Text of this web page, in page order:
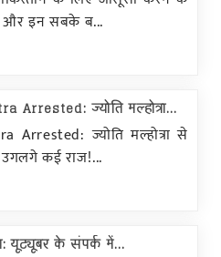
और इन सबके ब...
ज्योति मल्होत्रा...
Arrested: ज्योति मल्होत्रा से
कई राज!...
यूट्यूबर के संपर्क में...